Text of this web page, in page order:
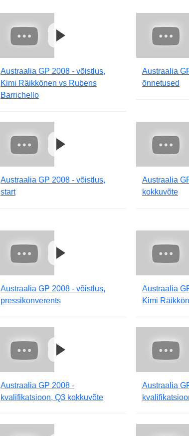
Austraalia GP 2008 - võistlus,
Kimi Räikkönen vs Rubens
Barrichello
Austraalia
õnnetused
Austraalia GP 2008 - võistlus,
start
Austraalia
kokkuvõte
Austraalia GP 2008 - võistlus,
pressikonverents
Austraalia
Kimi
Austraalia GP 2008 -
kvalifikatsioon, Q3 kokkuvõte
Austraalia